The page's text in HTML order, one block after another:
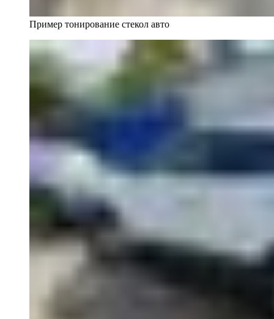
Пример тонирование стекол авто